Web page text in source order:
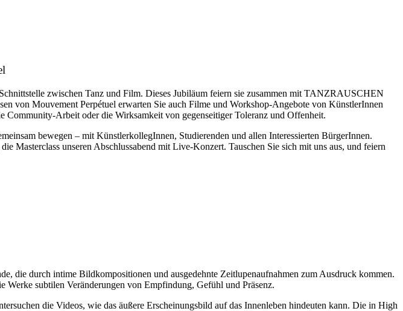
zwischen Tanz und Film. Dieses Jubiläum feiern sie zusammen mit TANZRAUSCHEN
von Mouvement Perpétuel erwarten Sie auch Filme und Workshop-Angebote von KünstlerInnen
Arbeit oder die Wirksamkeit von gegenseitiger Toleranz und Offenheit.
bewegen – mit KünstlerkollegInnen, Studierenden und allen Interessierten BürgerInnen.
Masterclass unseren Abschlussabend mit Live-Konzert. Tauschen Sie sich mit uns aus, und feiern
die durch intime Bildkompositionen und ausgedehnte Zeitlupenaufnahmen zum Ausdruck kommen.
subtilen Veränderungen von Empfindung, Gefühl und Präsenz.
die Videos, wie das äußere Erscheinungsbild auf das Innenleben hindeuten kann. Die in High